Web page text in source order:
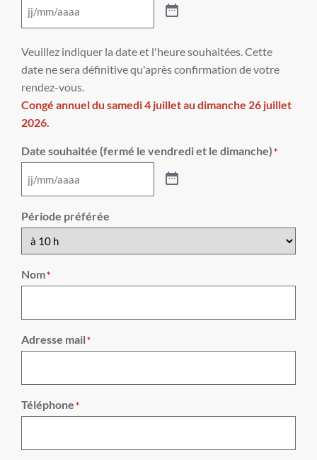
Veuillez indiquer la date et l'heure souhaitées. Cette
date ne sera définitive qu'après confirmation de votre
rendez-vous.
Congé annuel du samedi 4 juillet au dimanche 26 juillet
2026.
Date souhaitée (fermé le vendredi et le dimanche)*
Période préférée
Nom*
Adresse mail*
Téléphone*